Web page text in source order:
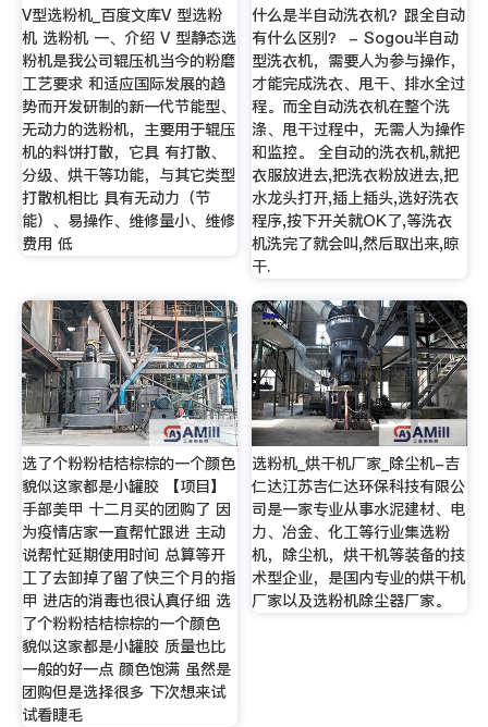
V型选粉机_百度文库V 型选粉
机 选粉机 一、介绍 V 型静态选
粉机是我公司辊压机当今的粉磨
工艺要求 和适应国际发展的趋
势而开发研制的新一代节能型、
无动力的选粉机，主要用于辊压
机的料饼打散，它具 有打散、
分级、烘干等功能，与其它类型
打散机相比 具有无动力（节
能）、易操作、维修量小、维修
费用 低
什么是半自动洗衣机？跟全自动
有什么区别？ - Sogou半自动
型洗衣机，需要人为参与操作，
才能完成洗衣、甩干、排水全过
程。而全自动洗衣机在整个洗
涤、甩干过程中，无需人为操作
和监控。 全自动的洗衣机,就把
衣服放进去,把洗衣粉放进去,把
水龙头打开,插上插头,选好洗衣
程序,按下开关就OK了,等洗衣
机洗完了就会叫,然后取出来,晾
干.
选了个粉粉桔桔棕棕的一个颜色
貌似这家都是小罐胶 【项目】
手部美甲 十二月买的团购了 因
为疫情店家一直帮忙跟进 主动
说帮忙延期使用时间 总算等开
工了去卸掉了留了快三个月的指
甲 进店的消毒也很认真仔细 选
了个粉粉桔桔棕棕的一个颜色
貌似这家都是小罐胶 质量也比
一般的好一点 颜色饱满 虽然是
团购但是选择很多 下次想来试
试看睫毛
选粉机_烘干机厂家_除尘机-吉
仁达江苏吉仁达环保科技有限公
司是一家专业从事水泥建材、电
力、冶金、化工等行业集选粉
机，除尘机，烘干机等装备的技
术型企业，是国内专业的烘干机
厂家以及选粉机除尘器厂家。